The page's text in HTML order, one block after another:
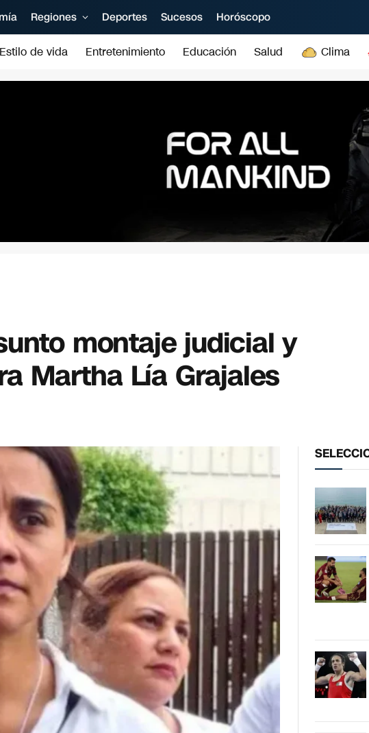
Regiones Deportes Sucesos Horóscopo
Estilo de vida Entretenimiento Educación Salud Clima
montaje judicial y
Martha Lía Grajales